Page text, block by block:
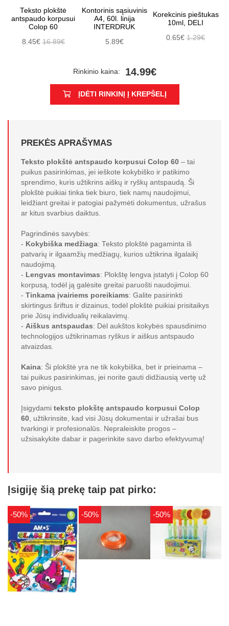
Teksto plokštė
antspaudo korpusui
Colop 60
8.45€16.89€
Kontorinis sąsiuvinis
A4, 60l. linija
INTERDRUK
5.89€
Korekcinis pieštukas
10ml, DELI
0.65€1.29€
Rinkinio kaina: 14.99€
ĮDĖTI RINKINĮ Į KREPŠELĮ
PREKĖS APRAŠYMAS
Teksto plokštė antspaudo korpusui Colop 60 – tai
puikus pasirinkimas, jei ieškote kokybiško ir patikimo
sprendimo, kuris užtikrins aiškų ir ryškų antspaudą. Ši
plokštė puikiai tinka tiek biuro, tiek namų naudojimui,
leidžiant greitai ir patogiai pažymėti dokumentus, užrašus
ar kitus svarbius daiktus.
Pagrindinės savybės:
- Kokybiška medžiaga: Teksto plokštė pagaminta iš
patvarių ir ilgaamžių medžiagų, kurios užtikrina ilgalaikį
naudojimą.
- Lengvas montavimas: Plokštę lengva įstatyti į Colop 60
korpusą, todėl ją galėsite greitai paruošti naudojimui.
- Tinkama įvairiems poreikiams: Galite pasirinkti
skirtingus šriftus ir dizainus, todėl plokštė puikiai prisitaikys
prie Jūsų individualių reikalavimų.
- Aiškus antspaudas: Dėl aukštos kokybės spausdinimo
technologijos užtikrinamas ryškus ir aiškus antspaudo
atvaizdas.
Kaina: Ši plokštė yra ne tik kokybiška, bet ir prieinama –
tai puikus pasirinkimas, jei norite gauti didžiausią vertę už
savo pinigus.
Įsigydami teksto plokštę antspaudo korpusui Colop
60 , užtikrinsite, kad visi Jūsų dokumentai ir užrašai bus
tvarkingi ir profesionalūs. Nepraleiskite progos –
užsisakykite dabar ir pagerinkite savo darbo efektyvumą!
Įsigiję šią prekę taip pat pirko:
-50% -50% -50%